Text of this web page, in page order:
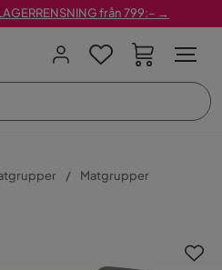
från 799:– →
Matgrupper